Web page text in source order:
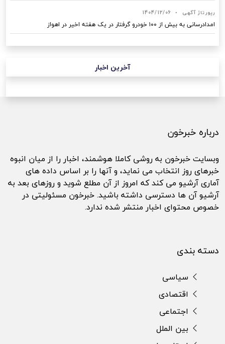
رپورتاژ آگهی •
1404/12/06
امدادرسانی به بیش از ۱۰۰ خودرو گرفتار در یک هفته اخیر در اهواز
آخرین اخبار
درباره خبرخون
وبسایت خبرخون به روشی کاملا هوشمند، اخبار را از میان انبوه
خبرهای روز انتخاب می نماید، و آنها را بر اساس داده های
آماری آرشیو می کند که امروز از آن مطلع شوید و روزهای بعد به
آرشیو آن ها دسترسی داشته باشید. خبرخون مسئولیتی در
خصوص محتوای اخبار منتشر شده ندارد.
دسته بندی
سیاسی
اقتصادی
اجتماعی
بین الملل